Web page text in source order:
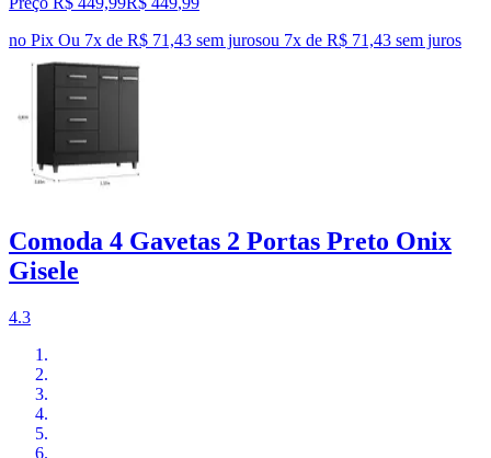
no Pix Ou 7x de R$ 71,43 sem jurosou 7x de R$ 71,43 sem juros
Comoda 4 Gavetas 2 Portas Preto Onix
Gisele
4.3